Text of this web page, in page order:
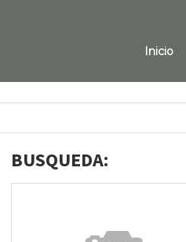
Inicio
BUSQUEDA: